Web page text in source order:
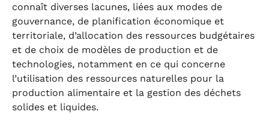
connaît diverses lacunes, liées aux modes de
gouvernance, de planification économique et
territoriale, d’allocation des ressources budgétaires
et de choix de modèles de production et de
technologies, notamment en ce qui concerne
l’utilisation des ressources naturelles pour la
production alimentaire et la gestion des déchets
solides et liquides.